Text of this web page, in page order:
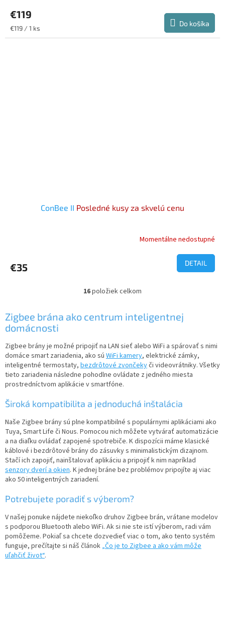
€119
Jednotková
cena:
€119 / 1 ks
Do košíka
ConBee II Posledné kusy za skvelú cenu
je
Momentálne nedostupné
€35 DETAIL
O
l
á
a
c
i
e
p
v
k
y
v
ý
p
i
s
16položiek celkom
Zigbee brána ako centrum inteligentnej
domácnosti
Zigbee brány je možné pripojiť na LAN sieť alebo WiFi a spárovať s nimi
domáce smart zariadenia, ako sú WiFi kamery, elektrické zámky,
inteligentné termostaty, bezdrôtové zvončekyči videovrátniky. Všetky
tieto zariadenia následne pohodlne ovládate z jedného miesta
prostredníctvom aplikácie v smartfóne.
Široká kompatibilita a jednoduchá inštalácia
Naše Zigbee brány sú plne kompatibilné s populárnymi aplikáciami ako
Tuya, Smart Life či Nous. Pomocou nich môžete vytvárať automatizácie
a na diaľku ovládať zapojené spotrebiče. K dispozícii máme klasické
káblové i bezdrôtové brány do zásuvky s minimalistickým dizajnom.
Stačí ich zapojiť, nainštalovať aplikáciu a pripojiť k nim napríklad
senzory dverí a okien. K jednej bráne bez problémov pripojíte aj viac
ako 50 inteligentných zariadení.
Potrebujete poradiť s výberom?
V našej ponuke nájdete niekoľko druhov Zigbee brán, vrátane modelov
s podporou Bluetooth alebo WiFi. Ak si nie ste istí výberom, radi vám
pomôžeme. Pokiaľ sa chcete dozvedieť viac o tom, ako tento systém
funguje, prečítajte si náš článok „Čo je to Zigbee a ako vám môže
uľahčiť život“.